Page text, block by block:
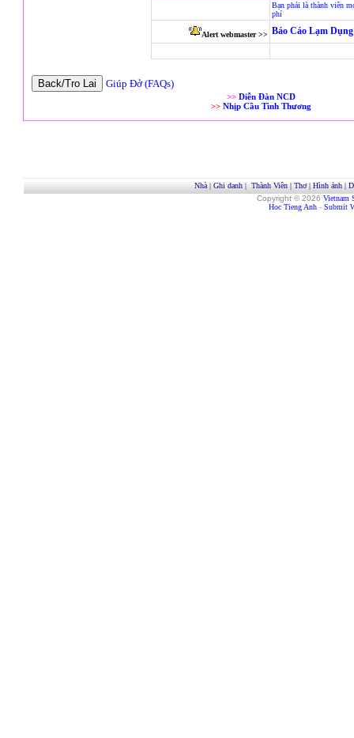
Bạn phải là thành viên
phí
Alert webmaster >> Báo Cáo Lạm
Giúp Đở (FAQs)
>> Diễn Đàn NCD
>> Nhịp Cầu Tình Thương
Nhà| Ghi danh| Thành Viên| Thơ| Hình ảnh|
Copyright © 2026 Vietnam
Hoc Tieng Anh - Submit